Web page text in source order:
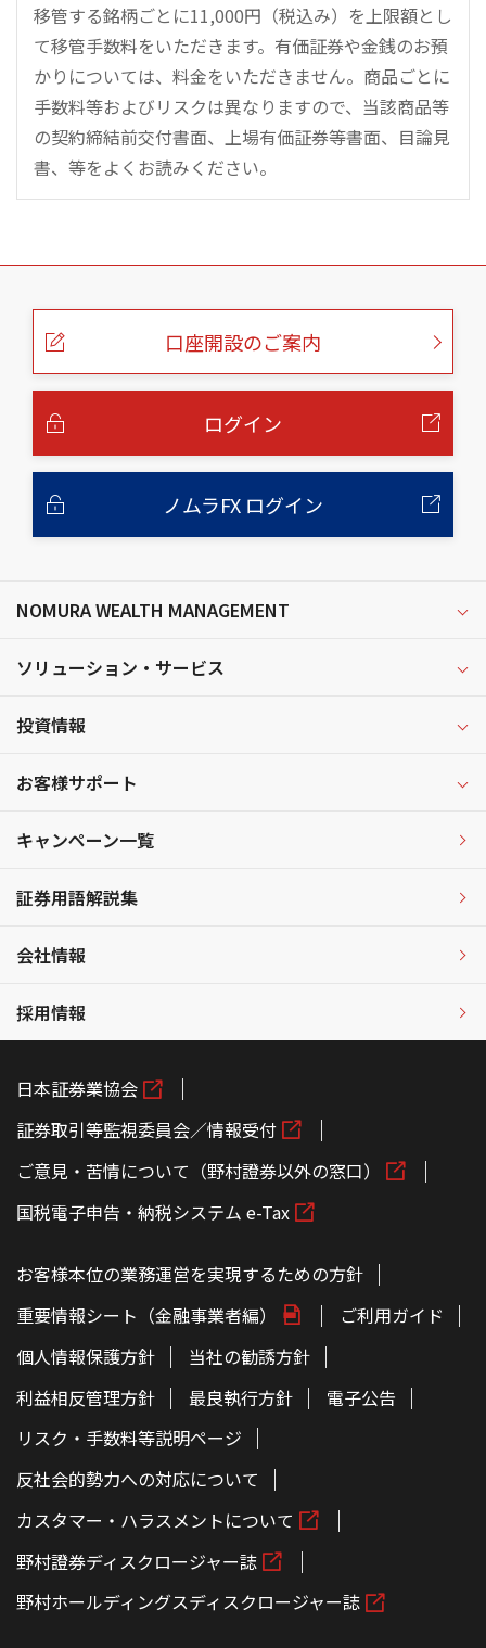
移管する銘柄ごとに11,000円（税込み）を上限額とし
て移管手数料をいただきます。有価証券や金銭のお預
かりについては、料金をいただきません。商品ごとに
手数料等およびリスクは異なりますので、当該商品等
の契約締結前交付書面、上場有価証券等書面、目論見
書、等をよくお読みください。
こ
口座開設のご案内
ログイン
ノムラFX ログイン
NOMURA WEALTH MANAGEMENT
ソリューション・サービス
投資情報
お客様サポート
キャンペーン一覧
証券用語解説集
会社情報
採用情報
日本証券業協会
証券取引等監視委員会／情報受付
ご意見・苦情について（野村證券以外の窓口）
国税電子申告・納税システム e-Tax
お客様本位の業務運営を実現するための方針
重要情報シート（金融事業者編）
ご利用ガイド
個人情報保護方針
当社の勧誘方針
利益相反管理方針
最良執行方針
電子公告
リスク・手数料等説明ページ
反社会的勢力への対応について
カスタマー・ハラスメントについて
野村證券ディスクロージャー誌
野村ホールディングスディスクロージャー誌